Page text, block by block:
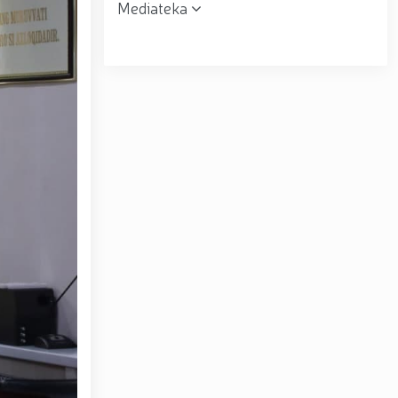
// Milliy gvardiya qo‘mondoni, general-
o‘tkazdi. // Farg‘ona viloyatida jinoyat sodir
munosabati bilan Milliy gvardiya tizimida faoliyat
xoli muhitni ta’minlash bo‘yicha o‘quv yig‘ini
“Temurbeklar maktabi” harbiy akademik
va Jizzax viloyatida o'rganish ishlarini olib bordi
harbiy ilmiy-amaliy konferensiyasi tashkil
amalga oshirdi. // Samarqand va Buxoro
oshirildi. // Yoshlar siyosatiga oid ustuvor
muhofaza qilish organlarining Qoʻl jangi
tayyorgarligini mustahkamlash hamda zamon
bilan nafaqaga kuzatildi. // “Kitobxon harbiy
qidiruvda bo‘lgan shaxs qo‘lga olindi / /
himoyachilari kuni munosabati Milliy gvardiyada
etilganining 34 yilligi va Vatan himoyachilari
hamda 14-yanvar — Vatan himoyachilari kuni
xotirasiga bagʻishlab Milliy gvardiya Markaziy
/ / O‘zbekiston Respublikasi Prezidentining
bilan harbiy xizmatchilar va huquqni
Mirziyoyev Xavfsizlik kengashining kengaytirilgan
quvvatli kogeneratsiya markazi faoliyati bilan
dunyoning zamonaviy megapolislari andozasi
Mediateka